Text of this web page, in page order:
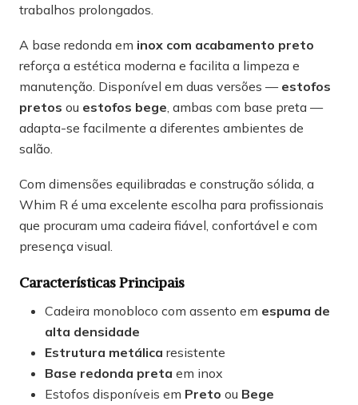
trabalhos prolongados.
A base redonda em inox com acabamento preto
reforça a estética moderna e facilita a limpeza e
manutenção. Disponível em duas versões — estofos
pretos ou estofos bege , ambas com base preta —
adapta-se facilmente a diferentes ambientes de
salão.
Com dimensões equilibradas e construção sólida, a
Whim R é uma excelente escolha para profissionais
que procuram uma cadeira fiável, confortável e com
presença visual.
Características Principais
Cadeira monobloco com assento em espuma de
alta densidade
Estrutura metálica resistente
Base redonda preta em inox
Estofos disponíveis em Preto ou Bege